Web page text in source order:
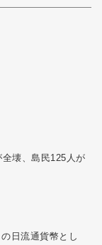
壊、島民125人が
日流通貨幣とし